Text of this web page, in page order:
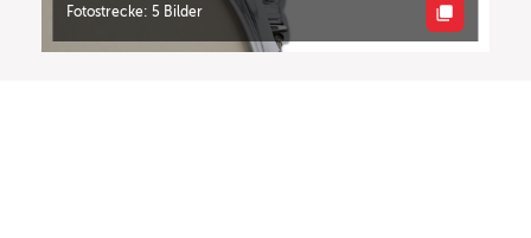
Fotostrecke: 5 Bilder